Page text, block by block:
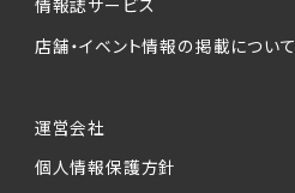
情報誌サービス
店舗・イベント情報の掲載について
運営会社
個人情報保護方針